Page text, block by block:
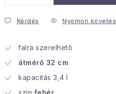
Kérdés Nyomon követés
falra szerelhető
átmérő 32 cm
kapacitás 3,4 l
szín fehér